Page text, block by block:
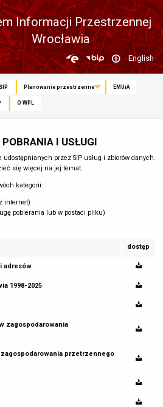
Informacji Przestrzennej
Wrocławia
Zmień
język
English
Planowanie przestrzenne EMUiA
O WPL
POBRANIA I USŁUGI
przez SIP usług i zbiorów danych.
się więcej na jej temat.
kategorii:
internet)
pobierania lub w postaci pliku)
dostęp
adresów
1998-2025
zagospodarowania
przetrzennego